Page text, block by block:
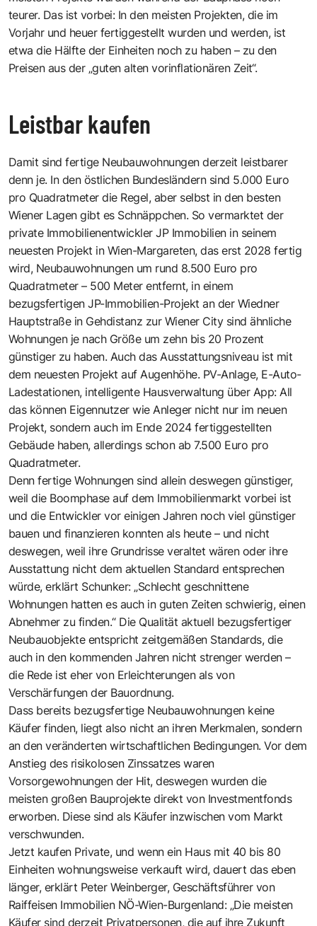
teurer. Das ist vorbei: In den meisten Projekten, die im
Vorjahr und heuer fertiggestellt wurden und werden, ist
etwa die Hälfte der Einheiten noch zu haben – zu den
Preisen aus der „guten alten vorinflationären Zeit“.
Leistbar kaufen
Damit sind fertige Neubauwohnungen derzeit leistbarer
denn je. In den östlichen Bundesländern sind 5.000 Euro
pro Quadratmeter die Regel, aber selbst in den besten
Wiener Lagen gibt es Schnäppchen. So vermarktet der
private Immobilienentwickler JP Immobilien in seinem
neuesten Projekt in Wien-Margareten, das erst 2028 fertig
wird, Neubauwohnungen um rund 8.500 Euro pro
Quadratmeter – 500 Meter entfernt, in einem
bezugsfertigen JP-Immobilien-Projekt an der Wiedner
Hauptstraße in Gehdistanz zur Wiener City sind ähnliche
Wohnungen je nach Größe um zehn bis 20 Prozent
günstiger zu haben. Auch das Ausstattungsniveau ist mit
dem neuesten Projekt auf Augenhöhe. PV-Anlage, E-Auto-
Ladestationen, intelligente Hausverwaltung über App: All
das können Eigennutzer wie Anleger nicht nur im neuen
Projekt, sondern auch im Ende 2024 fertiggestellten
Gebäude haben, allerdings schon ab 7.500 Euro pro
Quadratmeter.
Denn fertige Wohnungen sind allein deswegen günstiger,
weil die Boomphase auf dem Immobilienmarkt vorbei ist
und die Entwickler vor einigen Jahren noch viel günstiger
bauen und finanzieren konnten als heute – und nicht
deswegen, weil ihre Grundrisse veraltet wären oder ihre
Ausstattung nicht dem aktuellen Standard entsprechen
würde, erklärt Schunker: „Schlecht geschnittene
Wohnungen hatten es auch in guten Zeiten schwierig, einen
Abnehmer zu finden.“ Die Qualität aktuell bezugsfertiger
Neubauobjekte entspricht zeitgemäßen Standards, die
auch in den kommenden Jahren nicht strenger werden –
die Rede ist eher von Erleichterungen als von
Verschärfungen der Bauordnung.
Dass bereits bezugsfertige Neubauwohnungen keine
Käufer finden, liegt also nicht an ihren Merkmalen, sondern
an den veränderten wirtschaftlichen Bedingungen. Vor dem
Anstieg des risikolosen Zinssatzes waren
Vorsorgewohnungen der Hit, deswegen wurden die
meisten großen Bauprojekte direkt von Investmentfonds
erworben. Diese sind als Käufer inzwischen vom Markt
verschwunden.
Jetzt kaufen Private, und wenn ein Haus mit 40 bis 80
Einheiten wohnungsweise verkauft wird, dauert das eben
länger, erklärt Peter Weinberger, Geschäftsführer von
Raiffeisen Immobilien NÖ-Wien-Burgenland: „Die meisten
Käufer sind derzeit Privatpersonen, die auf ihre Zukunft